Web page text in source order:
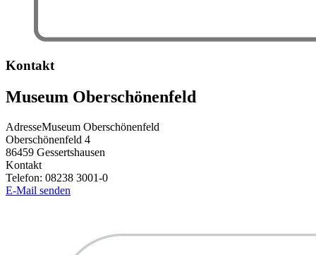
Kontakt
Museum Oberschönenfeld
AdresseMuseum Oberschönenfeld
Oberschönenfeld 4
86459 Gessertshausen
Kontakt
Telefon: 08238 3001-0
E-Mail senden